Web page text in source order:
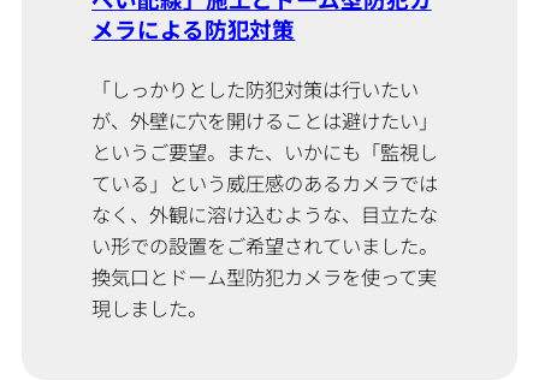
メラによる防犯対策
「しっかりとした防犯対策は行いたい
が、外壁に穴を開けることは避けたい」
というご要望。また、いかにも「監視し
ている」という威圧感のあるカメラでは
なく、外観に溶け込むような、目立たな
い形での設置をご希望されていました。
換気口とドーム型防犯カメラを使って実
現しました。